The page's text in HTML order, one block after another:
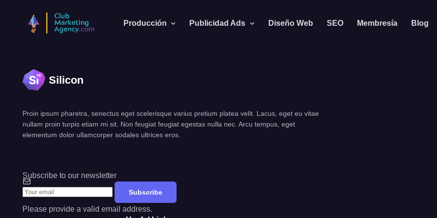
Producción Publicidad Ads Diseño Web SEO Membresía Blog
Silicon
Proin ipsum pharetra, senectus eget scelerisque varius pretium platea velit. Lacus, eget eu vitae
nullam proin turpis etiam mi sit. Non feugiat feugiat egestas nulla nec. Arcu tempus, eget
elementum dolor ullamcorper sodales ultrices eros.
Subscribe to our newsletter
Please provide a valid email address.
Subscribe